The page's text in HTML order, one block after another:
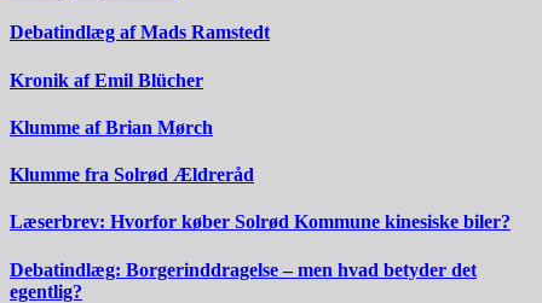
Debatindlæg af Mads Ramstedt
Kronik af Emil Blücher
Klumme af Brian Mørch
Klumme fra Solrød Ældreråd
Læserbrev: Hvorfor køber Solrød Kommune kinesiske biler?
Debatindlæg: Borgerinddragelse – men hvad betyder det
egentlig?